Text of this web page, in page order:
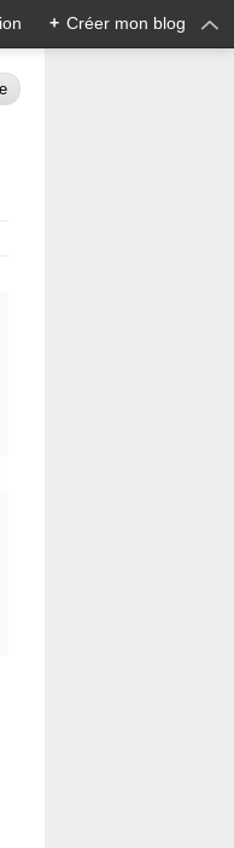
+ Créer mon blog